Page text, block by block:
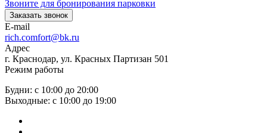
Звоните для бронирования парковки
Заказать звонок
E-mail
rich.comfort@bk.ru
Адрес
г. Краснодар, ул. Красных Партизан 501
Режим работы
Будни: с 10:00 до 20:00
Выходные: с 10:00 до 19:00